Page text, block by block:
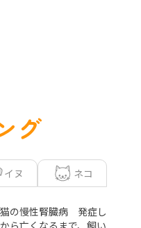
グ
イヌ ネコ
の慢性腎臓病 発症し
ら亡くなるまで、飼い